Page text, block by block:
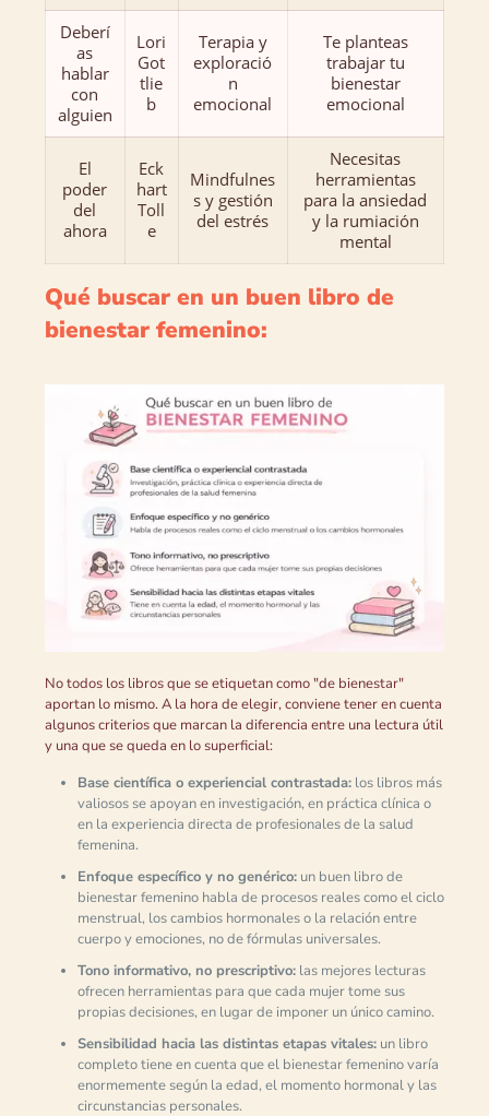
Deberí
as
hablar
con
alguien
Lori
Got
tlie
b
Terapia y
exploració
n
emocional
Te planteas
trabajar tu
bienestar
emocional
El
poder
del
ahora
Eck
hart
Toll
e
Mindfulnes
s y gestión
del estrés
Necesitas
herramientas
para la ansiedad
y la rumiación
mental
Qué buscar en un buen libro de
bienestar femenino:
No todos los libros que se etiquetan como "de bienestar"
aportan lo mismo. A la hora de elegir, conviene tener en cuenta
algunos criterios que marcan la diferencia entre una lectura útil
y una que se queda en lo superficial:
Base científica o experiencial contrastada:los libros más
valiosos se apoyan en investigación, en práctica clínica o
en la experiencia directa de profesionales de la salud
femenina.
Enfoque específico y no genérico:un buen libro de
bienestar femenino habla de procesos reales como el ciclo
menstrual, los cambios hormonales o la relación entre
cuerpo y emociones, no de fórmulas universales.
Tono informativo, no prescriptivo:las mejores lecturas
ofrecen herramientas para que cada mujer tome sus
propias decisiones, en lugar de imponer un único camino.
Sensibilidad hacia las distintas etapas vitales:un libro
completo tiene en cuenta que el bienestar femenino varía
enormemente según la edad, el momento hormonal y las
circunstancias personales.